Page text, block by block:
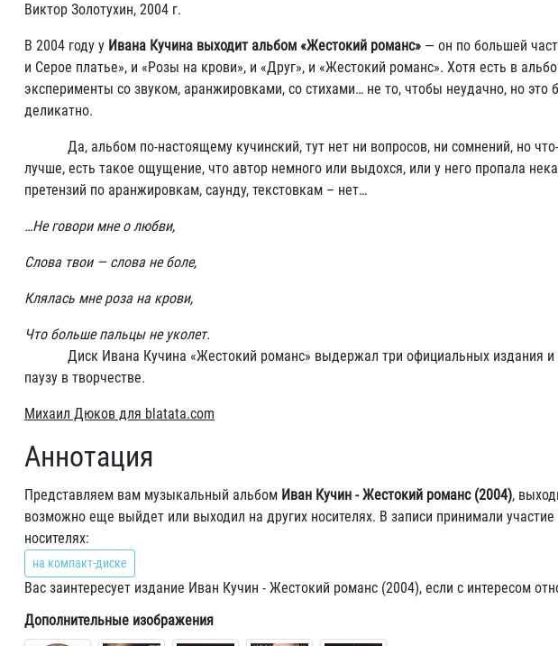
Виктор Золотухин, 2004 г.
В 2004 году у Ивана Кучина выходит альбом «Жестокий романс» — он по большей
и Серое платье», и «Розы на крови», и «Друг», и «Жестокий романс». Хотя есть в
эксперименты со звуком, аранжировками, со стихами… не то, чтобы неудачно, но это
деликатно.
Да, альбом по-настоящему кучинский, тут нет ни вопросов, ни сомнений, но что-
лучше, есть такое ощущение, что автор немного или выдохся, или у него пропала
претензий по аранжировкам, саунду, текстовкам – нет…
…Не говори мне о любви,
Слова твои — слова не боле,
Клялась мне роза на крови,
Что больше пальцы не уколет.
Диск Ивана Кучина «Жестокий романс» выдержал три официальных издания и
паузу в творчестве.
Михаил Дюков для blatata.com
Аннотация
Представляем вам музыкальный альбом Иван Кучин - Жестокий романс (2004),
возможно еще выйдет или выходил на других носителях. В записи принимали
носителях:
на компакт-диске
Вас заинтересует издание Иван Кучин - Жестокий романс (2004), если с интересом
Дополнительные изображения